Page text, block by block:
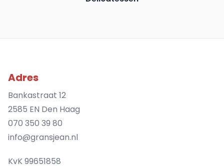
Adres
Bankastraat 12
2585 EN Den Haag
070 350 39 80
info@gransjean.nl
KvK 99651858